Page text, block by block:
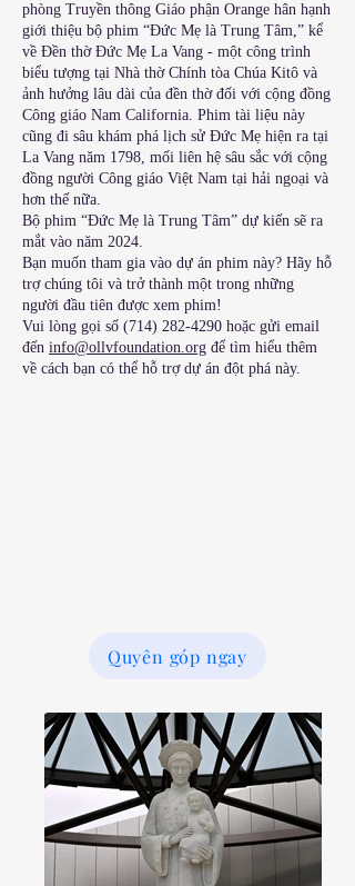
phòng Truyền thông Giáo phận Orange hân hạnh
giới thiệu bộ phim “Đức Mẹ là Trung Tâm,” kể
về Đền thờ Đức Mẹ La Vang - một công trình
biểu tượng tại Nhà thờ Chính tòa Chúa Kitô và
ảnh hưởng lâu dài của đền thờ đối với cộng đồng
Công giáo Nam California. Phim tài liệu này
cũng đi sâu khám phá lịch sử Đức Mẹ hiện ra tại
La Vang năm 1798, mối liên hệ sâu sắc với cộng
đồng người Công giáo Việt Nam tại hải ngoại và
hơn thế nữa.
Bộ phim “Đức Mẹ là Trung Tâm” dự kiến sẽ ra
mắt vào năm 2024.
Bạn muốn tham gia vào dự án phim này? Hãy hỗ
trợ chúng tôi và trở thành một trong những
người đầu tiên được xem phim!
Vui lòng gọi số (714) 282-4290 hoặc gửi email
đến info@ollvfoundation.org để tìm hiểu thêm
về cách bạn có thể hỗ trợ dự án đột phá này.
Quyên góp ngay